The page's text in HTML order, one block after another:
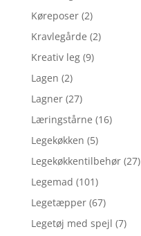
Køreposer (2)
Kravlegårde (2)
Kreativ leg (9)
Lagen (2)
Lagner (27)
Læringstårne (16)
Legekøkken (5)
Legekøkkentilbehør (27)
Legemad (101)
Legetæpper (67)
Legetøj med spejl (7)